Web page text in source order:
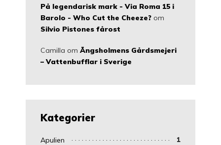
På legendarisk mark - Via Roma 15 i
Barolo - Who Cut the Cheeze? om
Silvio Pistones fårost
Camilla om Ängsholmens Gårdsmejeri
– Vattenbufflar i Sverige
Kategorier
Apulien 1